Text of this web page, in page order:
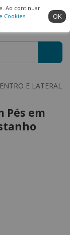
Ao continuar
Cookies. OK
E LATERAL
Pés em